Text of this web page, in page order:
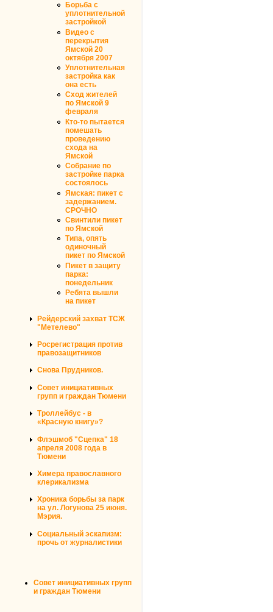
Борьба с
уплотнительной
застройкой
Видео с
перекрытия
Ямской 20
октября 2007
Уплотнительная
застройка как
она есть
Сход жителей
по Ямской 9
февраля
Кто-то пытается
помешать
проведению
схода на
Ямской
Собрание по
застройке парка
состоялось
Ямская: пикет с
задержанием.
СРОЧНО
Свинтили пикет
по Ямской
Типа, опять
одиночный
пикет по Ямской
Пикет в защиту
парка:
понедельник
Ребята вышли
на пикет
Рейдерский захват ТСЖ
"Метелево"
Росрегистрация против
правозащитников
Снова Прудников.
Совет инициативных
групп и граждан Тюмени
Троллейбус - в
«Красную книгу»?
Флэшмоб "Сцепка" 18
апреля 2008 года в
Тюмени
Химера православного
клерикализма
Хроника борьбы за парк
на ул. Логунова 25 июня.
Мэрия.
Социальный эскапизм:
прочь от журналистики
Совет инициативных групп
и граждан Тюмени